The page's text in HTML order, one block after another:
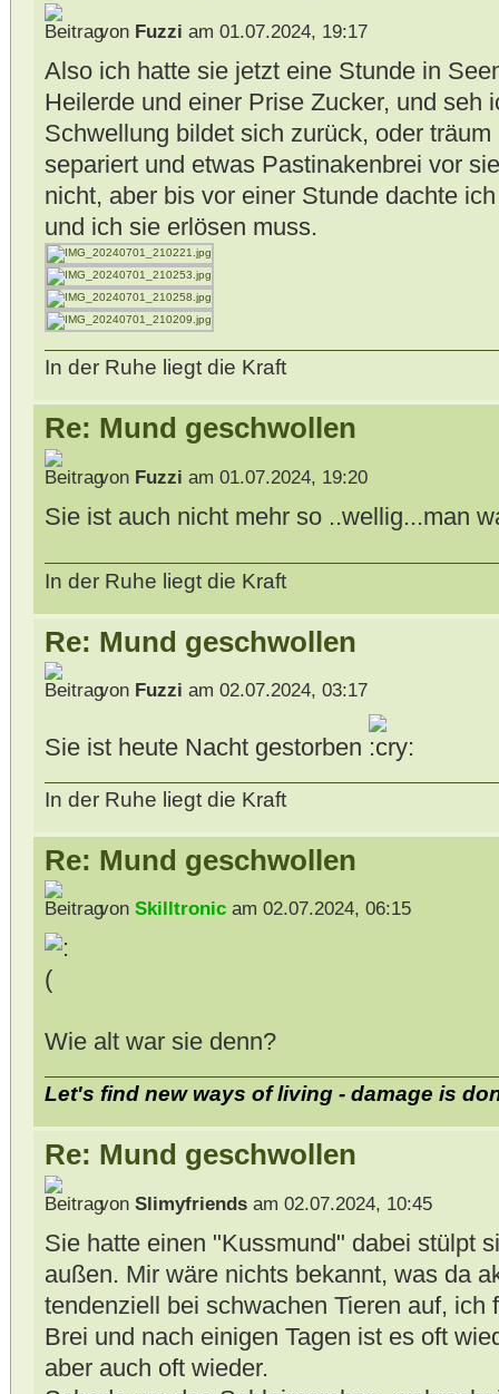
von Fuzzi am 01.07.2024, 19:17
Also ich hatte sie jetzt eine Stunde in
Heilerde und einer Prise Zucker, und seh
Schwellung bildet sich zurück, oder
separiert und etwas Pastinakenbrei vor
nicht, aber bis vor einer Stunde dachte
und ich sie erlösen muss.
In der Ruhe liegt die Kraft
Re: Mund geschwollen
von Fuzzi am 01.07.2024, 19:20
Sie ist auch nicht mehr so ..wellig...man
In der Ruhe liegt die Kraft
Re: Mund geschwollen
von Fuzzi am 02.07.2024, 03:17
Sie ist heute Nacht gestorben
In der Ruhe liegt die Kraft
Re: Mund geschwollen
von Skilltronicam 02.07.2024, 06:15
Wie alt war sie denn?
Let's find new ways of living - damage is
Re: Mund geschwollen
von Slimyfriendsam 02.07.2024, 10:45
Sie hatte einen "Kussmund" dabei stülpt
außen. Mir wäre nichts bekannt, was da
tendenziell bei schwachen Tieren auf, ich
Brei und nach einigen Tagen ist es oft
aber auch oft wieder.